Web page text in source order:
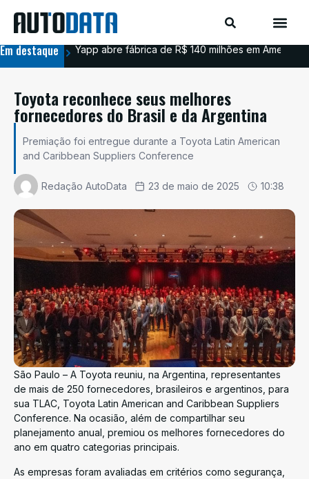
Em destaque Yapp abre fábrica de R$ 140 milhões em
Toyota reconhece seus melhores
fornecedores do Brasil e da Argentina
Premiação foi entregue durante a Toyota Latin American
and Caribbean Suppliers Conference
Redação AutoData 23 de maio de 2025 10:38
São Paulo – A Toyota reuniu, na Argentina, representantes
de mais de 250 fornecedores, brasileiros e argentinos, para
sua TLAC, Toyota Latin American and Caribbean Suppliers
Conference. Na ocasião, além de compartilhar seu
planejamento anual, premiou os melhores fornecedores do
ano em quatro categorias principais.
As empresas foram avaliadas em critérios como segurança,